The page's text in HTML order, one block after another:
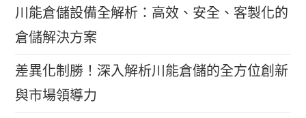
川能倉儲設備全解析：高效、安全、客製化的
倉儲解決方案
差異化制勝！深入解析川能倉儲的全方位創新
與市場領導力